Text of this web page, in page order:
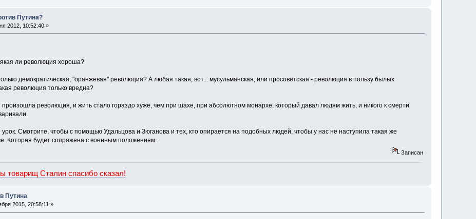
Путина?
2012, 10:52:40 »
ли революция хороша?
демократическая, "оранжевая" революция? А любая такая, вот... мусульманская, или просоветская - революция в пользу былых
революция только вредна?
произошла революция, и жить стало гораздо хуже, чем при шахе, при абсолютном монархе, который давал людям жить, и никого к смерти
урок. Смотрите, чтобы с помощью Удальцова и Зюганова и тех, кто опирается на подобных людей, чтобы у нас не наступила такая же
Которая будет сопряжена с военным положением.
Записан
товарищ Сталин спасибо сказал!
Путина
2015, 20:58:11 »